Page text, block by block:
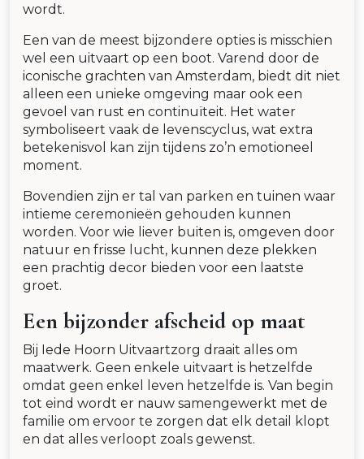
wordt.
Een van de meest bijzondere opties is misschien
wel een uitvaart op een boot. Varend door de
iconische grachten van Amsterdam, biedt dit niet
alleen een unieke omgeving maar ook een
gevoel van rust en continuïteit. Het water
symboliseert vaak de levenscyclus, wat extra
betekenisvol kan zijn tijdens zo’n emotioneel
moment.
Bovendien zijn er tal van parken en tuinen waar
intieme ceremonieën gehouden kunnen
worden. Voor wie liever buiten is, omgeven door
natuur en frisse lucht, kunnen deze plekken
een prachtig decor bieden voor een laatste
groet.
Een bijzonder afscheid op maat
Bij Iede Hoorn Uitvaartzorg draait alles om
maatwerk. Geen enkele uitvaart is hetzelfde
omdat geen enkel leven hetzelfde is. Van begin
tot eind wordt er nauw samengewerkt met de
familie om ervoor te zorgen dat elk detail klopt
en dat alles verloopt zoals gewenst.